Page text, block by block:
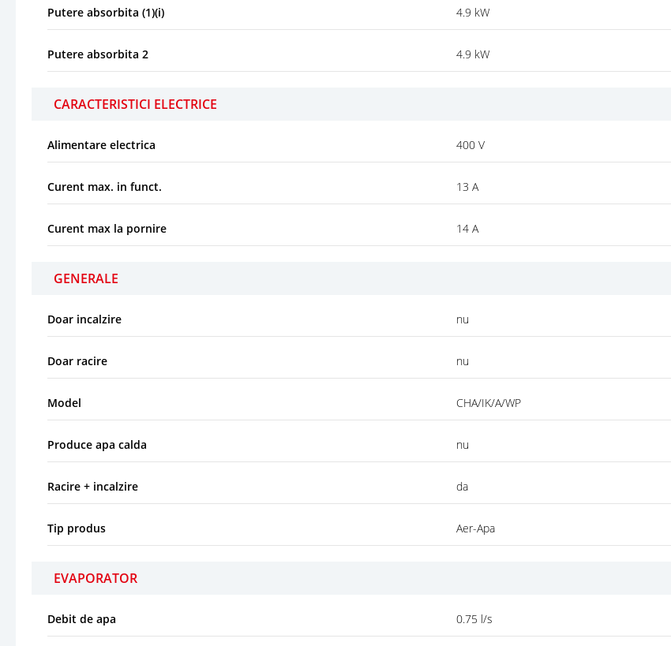
Putere absorbita (1)(i) 4.9 kW
Putere absorbita 2 4.9 kW
CARACTERISTICI ELECTRICE
Alimentare electrica 400 V
Curent max. in funct. 13 A
Curent max la pornire 14 A
GENERALE
Doar incalzire nu
Doar racire nu
Model CHA/IK/A/WP
Produce apa calda nu
Racire + incalzire da
Tip produs Aer-Apa
EVAPORATOR
Debit de apa 0.75 l/s